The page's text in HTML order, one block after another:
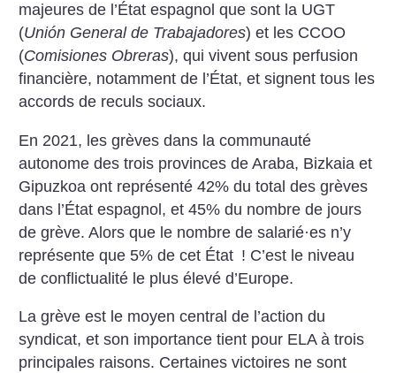
majeures de l’État espagnol que sont la UGT
(Unión General de Trabajadores) et les CCOO
(Comisiones Obreras), qui vivent sous perfusion
financière, notamment de l’État, et signent tous les
accords de reculs sociaux.
En 2021, les grèves dans la communauté
autonome des trois provinces de Araba, Bizkaia et
Gipuzkoa ont représenté 42% du total des grèves
dans l’État espagnol, et 45% du nombre de jours
de grève. Alors que le nombre de salarié·es n’y
représente que 5% de cet État ! C’est le niveau
de conflictualité le plus élevé d’Europe.
La grève est le moyen central de l’action du
syndicat, et son importance tient pour ELA à trois
principales raisons. Certaines victoires ne sont